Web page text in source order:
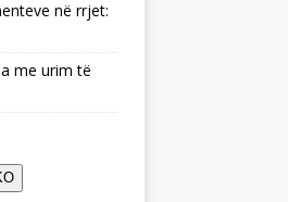
në rrjet:
me urim të